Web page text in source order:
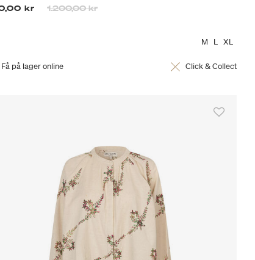
kr
Priset är nedsatt från
1.200,00 krtill
M L XL
Få på lager online Click & Collect